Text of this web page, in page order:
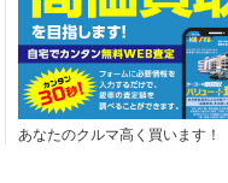
あなたのクルマ高く買います！